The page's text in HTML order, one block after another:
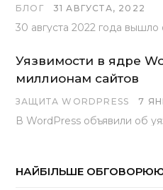
БЛОГ 31 АВГУСТА, 2022
Уязвимости в ядре
миллионам сайтов
ЗАЩИТА WORDPRESS 7
НАЙБІЛЬШЕ